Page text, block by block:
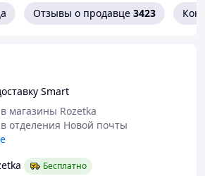
- потребности и требования
посуды - это главный
при производстве посуды.
Отзывы о продавце 3423
Smart
магазины Rozetka
отделения Новой почты
Бесплатно